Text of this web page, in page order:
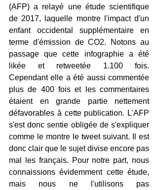
(AFP) a relayé une étude scientifique
de 2017, laquelle montre l'impact d'un
enfant occidental supplémentaire en
terme d'émission de CO2. Notons au
passage que cette infographie a été
likée et retweetée 1.100 fois.
Cependant elle a été aussi commentée
plus de 400 fois et les commentaires
étaient en grande partie nettement
défavorables à cette publication. L'AFP
s'est donc sentie obligée de s'expliquer
comme le montre le tweet suivant. Il est
donc clair que le sujet divise encore pas
mal les français. Pour notre part, nous
connaissions évidemment cette étude,
mais nous ne l'utilisons pas